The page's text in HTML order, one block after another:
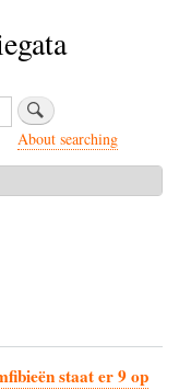
About searching
staat er 9 op